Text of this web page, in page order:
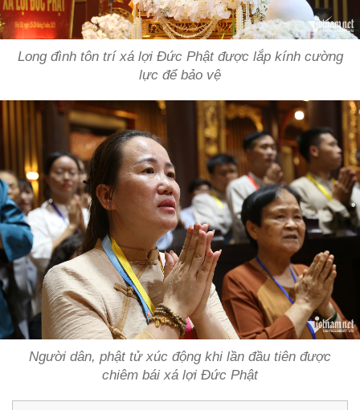
Long đình tôn trí xá lợi Đức Phật được lắp kính cường
lực để bảo vệ
Người dân, phật tử xúc động khi lần đầu tiên được
chiêm bái xá lợi Đức Phật